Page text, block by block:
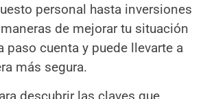
personal hasta inversiones
de mejorar tu situación
paso cuenta y puede llevarte a
más segura.